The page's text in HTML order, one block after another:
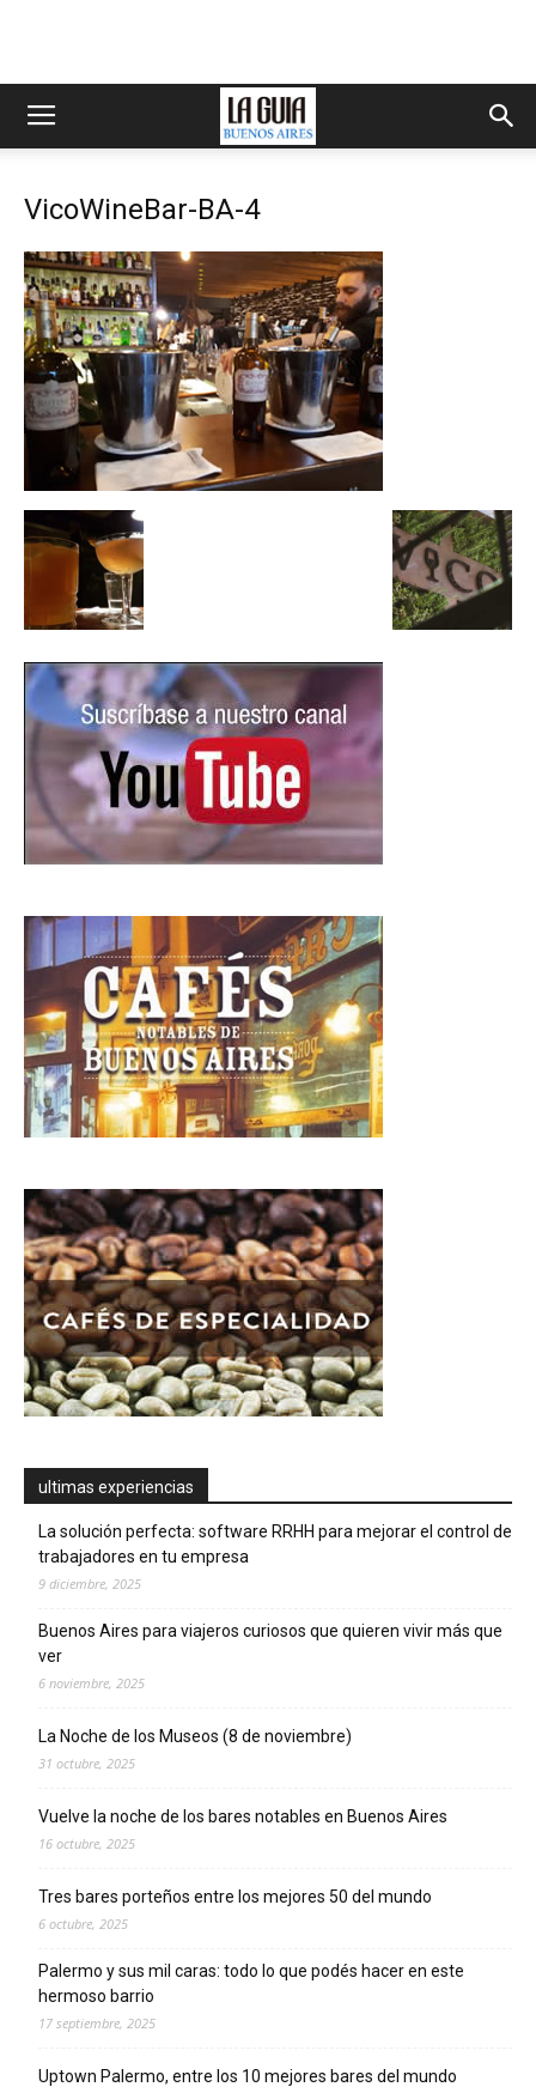
VicoWineBar-BA-4
ultimas experiencias
La solución perfecta: software RRHH para mejorar el control de
trabajadores en tu empresa
9 diciembre, 2025
Buenos Aires para viajeros curiosos que quieren vivir más que
ver
6 noviembre, 2025
La Noche de los Museos (8 de noviembre)
31 octubre, 2025
Vuelve la noche de los bares notables en Buenos Aires
16 octubre, 2025
Tres bares porteños entre los mejores 50 del mundo
6 octubre, 2025
Palermo y sus mil caras: todo lo que podés hacer en este
hermoso barrio
17 septiembre, 2025
Uptown Palermo, entre los 10 mejores bares del mundo